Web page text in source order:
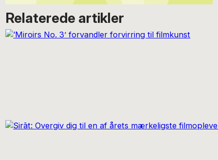
Relaterede artikler